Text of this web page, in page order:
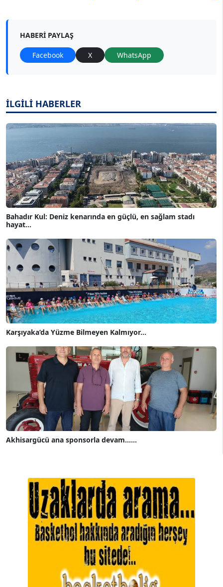
HABERI PAYLAŞ
Facebook X WhatsApp
İLGİLİ HABERLER
Bahadır Kul: Deniz kenarında en güçlü, en sağlam stadı
hayat...
Karşıyaka’da Yüzme Bilmeyen Kalmıyor...
Akhisargücü ana sponsorla devam......
A. BAHRİ VRESKALA
Köşe Yazarı